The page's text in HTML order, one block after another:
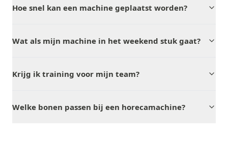
Hoe snel kan een machine geplaatst worden?
Wat als mijn machine in het weekend stuk gaat?
Krijg ik training voor mijn team?
Welke bonen passen bij een horecamachine?